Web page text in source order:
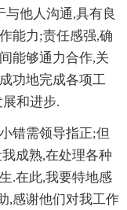
他人沟通,具有良
能力;责任感强,确
能够通力合作,关
功地完成各项工
和进步.
错需领导指正;但
成熟,在处理各种
.在此,我要特地感
,感谢他们对我工作